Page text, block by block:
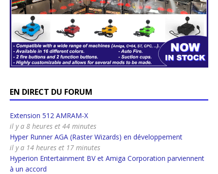
EN DIRECT DU FORUM
Extension 512 AMRAM-X
il y a 8 heures et 44 minutes
Hyper Runner AGA (Raster Wizards) en développement
il y a 14 heures et 17 minutes
Hyperion Entertainment BV et Amiga Corporation parviennent
à un accord